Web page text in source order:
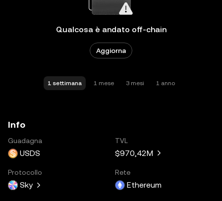
Qualcosa è andato off-chain
Aggiorna
1 settimana 1 mese 3 mesi 1 anno
Info
Guadagna
USDS
TVL
$970,42M
Protocollo
Sky
Rete
Ethereum